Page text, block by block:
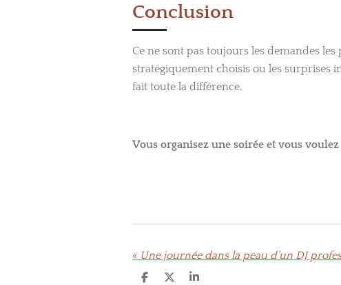
Conclusion
Ce ne sont pas toujours les demandes
stratégiquement choisis ou les surprises
fait toute la différence.
Vous organisez une soirée et vous
«
P
P
P